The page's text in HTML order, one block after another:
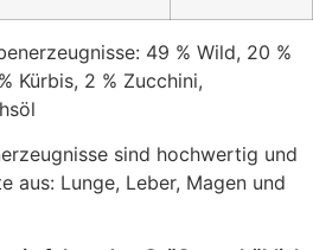
49 % Wild, 20 %
Kürbis, 2 % Zucchini,
sind hochwertig und
aus: Lunge, Leber, Magen und